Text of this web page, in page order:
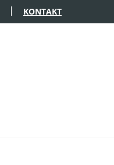
KONTAKT